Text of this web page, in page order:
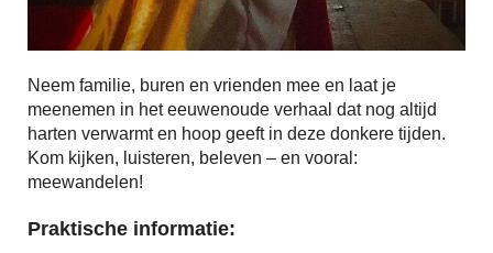
Neem familie, buren en vrienden mee en laat je
meenemen in het eeuwenoude verhaal dat nog altijd
harten verwarmt en hoop geeft in deze donkere tijden.
Kom kijken, luisteren, beleven – en vooral:
meewandelen!
Praktische informatie: